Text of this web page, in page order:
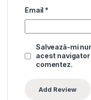
Email *
Salvează-mi
acest
comentez.